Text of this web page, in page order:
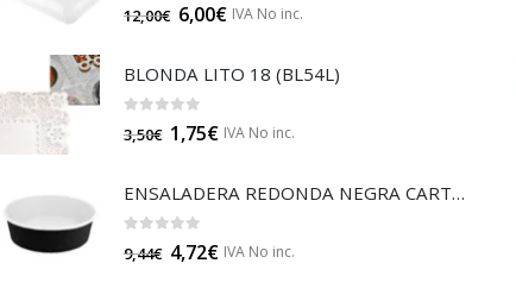
out of 5
12,00€ 6,00€ IVA No inc.
BLONDA LITO 18 (BL54L)
out of 5
3,50€ 1,75€ IVA No inc.
ENSALADERA REDONDA NEGRA CARTÓN 500 (E130N)
out of 5
9,44€ 4,72€ IVA No inc.